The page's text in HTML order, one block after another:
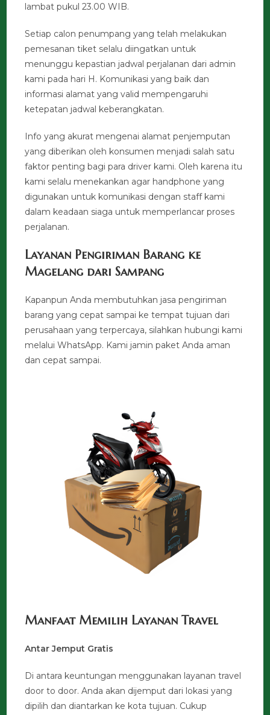
lambat pukul 23.00 WIB.
Setiap calon penumpang yang telah melakukan
pemesanan tiket selalu diingatkan untuk
menunggu kepastian jadwal perjalanan dari admin
kami pada hari H. Komunikasi yang baik dan
informasi alamat yang valid mempengaruhi
ketepatan jadwal keberangkatan.
Info yang akurat mengenai alamat penjemputan
yang diberikan oleh konsumen menjadi salah satu
faktor penting bagi para driver kami. Oleh karena itu
kami selalu menekankan agar handphone yang
digunakan untuk komunikasi dengan staff kami
dalam keadaan siaga untuk memperlancar proses
perjalanan.
Layanan Pengiriman Barang ke
Magelang dari Sampang
Kapanpun Anda membutuhkan jasa pengiriman
barang yang cepat sampai ke tempat tujuan dari
perusahaan yang terpercaya, silahkan hubungi kami
melalui WhatsApp. Kami jamin paket Anda aman
dan cepat sampai.
Manfaat Memilih Layanan Travel
Antar Jemput Gratis
Di antara keuntungan menggunakan layanan travel
door to door. Anda akan dijemput dari lokasi yang
dipilih dan diantarkan ke kota tujuan. Cukup